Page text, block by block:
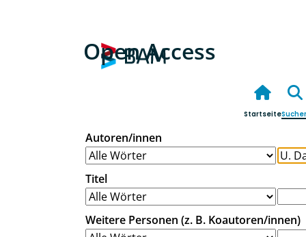
Open Access
Startseite
Autoren/innen
Titel
Weitere Personen (z. B. Koautoren/innen)